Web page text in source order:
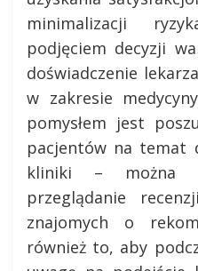
minimalizacji
podjęciem decyzji
doświadczenie
w zakresie
pomysłem jest
pacjentów na temat
kliniki – można
przeglądanie
znajomych o
również to, aby